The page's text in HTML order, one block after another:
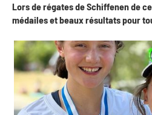
Lors de régates de Schiffenen de
médailes et beaux résultats pour